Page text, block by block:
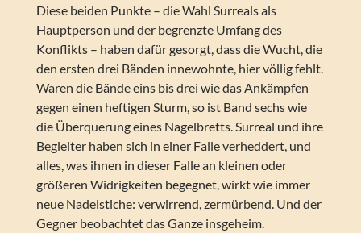
Diese beiden Punkte – die Wahl Surreals als
Hauptperson und der begrenzte Umfang des
Konflikts – haben dafür gesorgt, dass die Wucht, die
den ersten drei Bänden innewohnte, hier völlig fehlt.
Waren die Bände eins bis drei wie das Ankämpfen
gegen einen heftigen Sturm, so ist Band sechs wie
die Überquerung eines Nagelbretts. Surreal und ihre
Begleiter haben sich in einer Falle verheddert, und
alles, was ihnen in dieser Falle an kleinen oder
größeren Widrigkeiten begegnet, wirkt wie immer
neue Nadelstiche: verwirrend, zermürbend. Und der
Gegner beobachtet das Ganze insgeheim.